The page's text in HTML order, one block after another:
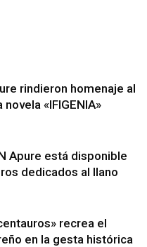
rindieron homenaje al
«IFIGENIA»
Apure está disponible
dedicados al llano
recrea el
en la gesta histórica